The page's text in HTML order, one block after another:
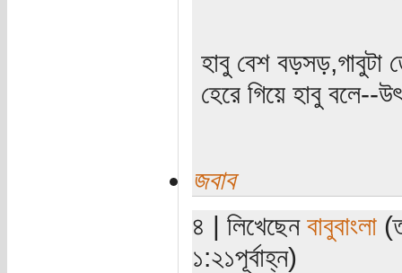
হাবু বেশ বড়সড়,গাবুটা
হেরে গিয়ে হাবু বলে--
জবাব
৪ | লিখেছেন বাবুবাংলা
১:২১পূর্বাহ্ন)